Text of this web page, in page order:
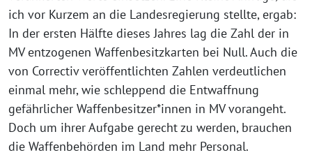
ich vor Kurzem an die Landesregierung stellte, ergab:
In der ersten Hälfte dieses Jahres lag die Zahl der in
MV entzogenen Waffenbesitzkarten bei Null. Auch die
von Correctiv veröffentlichten Zahlen verdeutlichen
einmal mehr, wie schleppend die Entwaffnung
gefährlicher Waffenbesitzer*innen in MV vorangeht.
Doch um ihrer Aufgabe gerecht zu werden, brauchen
die Waffenbehörden im Land mehr Personal.